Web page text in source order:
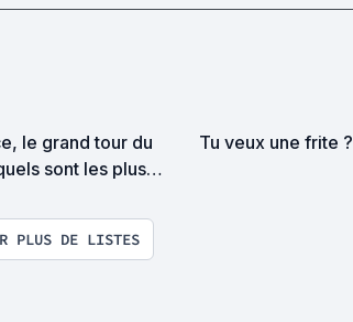
le grand tour du
sont les plus
chinois, italien,
Tu veux une frite ?
PLUS DE LISTES